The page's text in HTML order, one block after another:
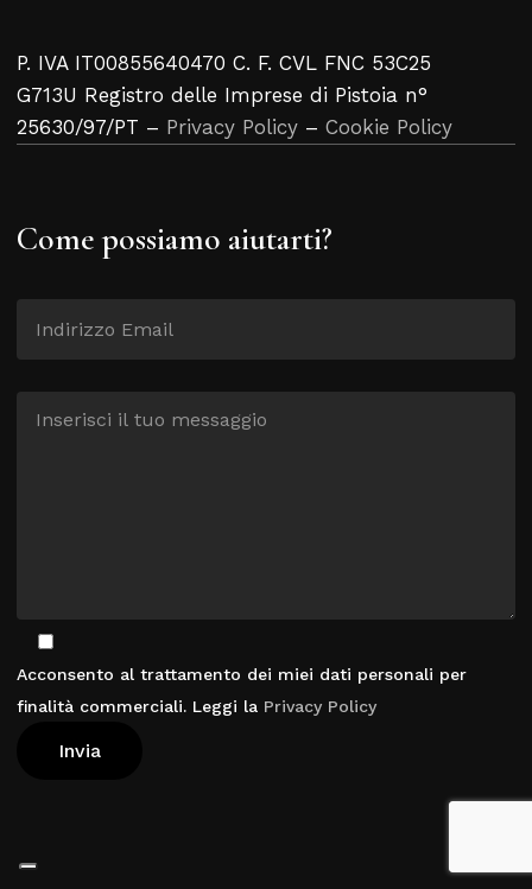
P. IVA IT00855640470 C. F. CVL FNC 53C25
G713U Registro delle Imprese di Pistoia n°
25630/97/PT – Privacy Policy – Cookie Policy
Come possiamo aiutarti?
Acconsento al trattamento dei miei dati personali per
finalità commerciali. Leggi la Privacy Policy